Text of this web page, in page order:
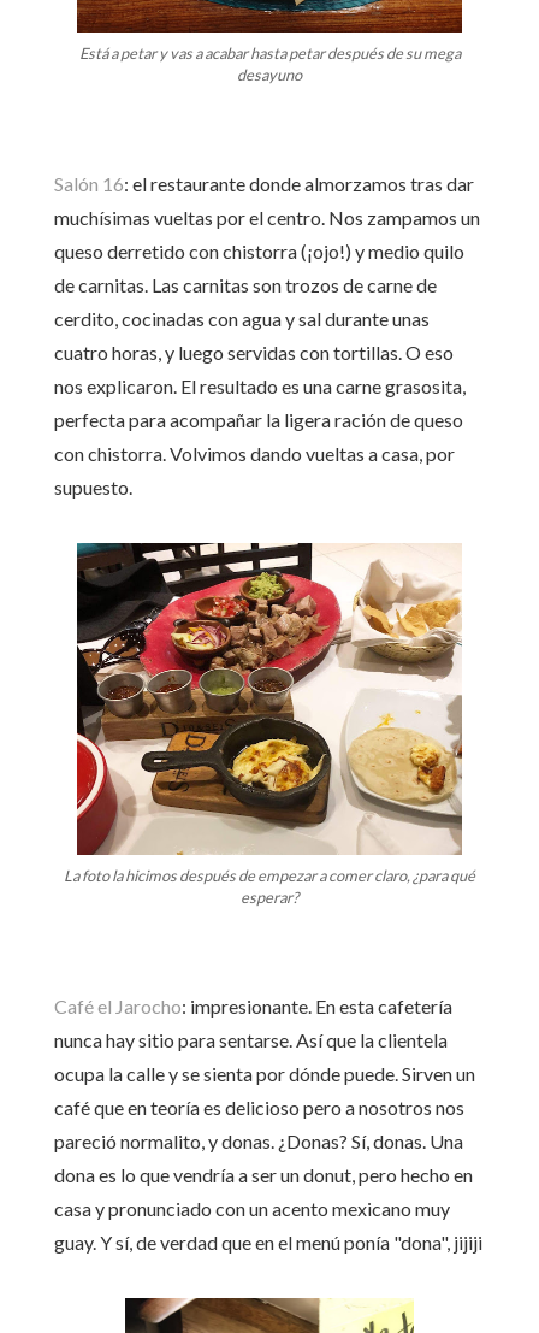
Está a petar y vas a acabar hasta petar después de su mega
desayuno
Salón 16: el restaurante donde almorzamos tras dar
muchísimas vueltas por el centro. Nos zampamos un
queso derretido con chistorra (¡ojo!) y medio quilo
de carnitas. Las carnitas son trozos de carne de
cerdito, cocinadas con agua y sal durante unas
cuatro horas, y luego servidas con tortillas. O eso
nos explicaron. El resultado es una carne grasosita,
perfecta para acompañar la ligera ración de queso
con chistorra. Volvimos dando vueltas a casa, por
supuesto.
La foto la hicimos después de empezar a comer claro, ¿para qué
esperar?
Café el Jarocho: impresionante. En esta cafetería
nunca hay sitio para sentarse. Así que la clientela
ocupa la calle y se sienta por dónde puede. Sirven un
café que en teoría es delicioso pero a nosotros nos
pareció normalito, y donas. ¿Donas? Sí, donas. Una
dona es lo que vendría a ser un donut, pero hecho en
casa y pronunciado con un acento mexicano muy
guay. Y sí, de verdad que en el menú ponía "dona", jijiji